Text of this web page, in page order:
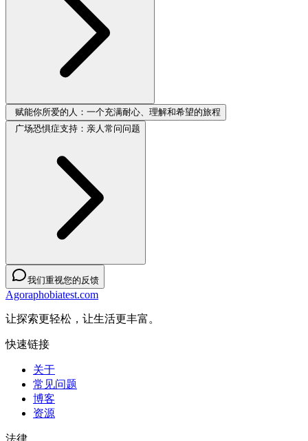
赋能你所爱的人：一个充满耐心、理解和希望的旅程
广场恐惧症支持：亲人常问问题
我们重视您的反馈
Agoraphobiatest.com
让探索更轻松，让生活更丰富。
快速链接
关于
常见问题
博客
资源
法律